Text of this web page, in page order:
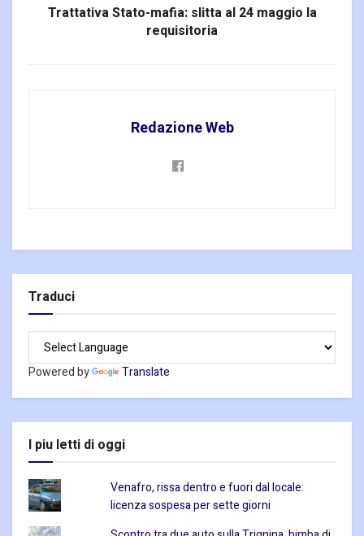
Trattativa Stato-mafia: slitta al 24 maggio la
requisitoria
Redazione Web
Traduci
Powered by Translate
I piu letti di oggi
Venafro, rissa dentro e fuori dal locale:
licenza sospesa per sette giorni